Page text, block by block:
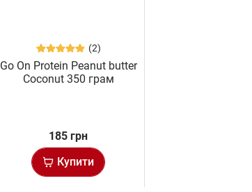
(2)
Go On Protein Peanut butter
Coconut 350 грам
185 грн
Купити